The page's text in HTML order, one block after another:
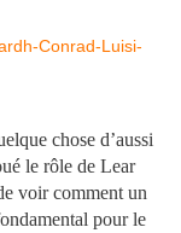
chose d’aussi
le rôle de Lear
voir comment un
pour le